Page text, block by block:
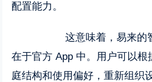
配置能力。
这意味着，易来的智
在于官方 App 中。用户可以根
庭结构和使用偏好，重新组织